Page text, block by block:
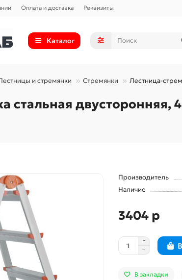
Оплата и доставка Реквизиты
Каталог
и стремянки Стремянки Лестница-
стальная двусторонняя,
Производитель
Наличие
3404 р
В закладки